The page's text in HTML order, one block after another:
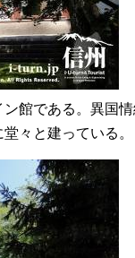
館である。異国
々と建っている。